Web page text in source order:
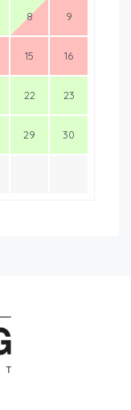
8 9
15 16
22 23
29 30